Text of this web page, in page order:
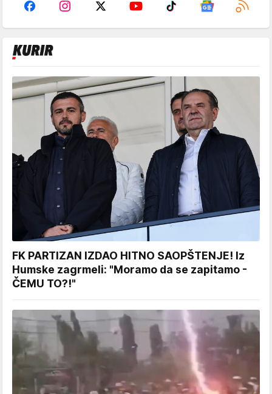
FK PARTIZAN IZDAO HITNO SAOPŠTENJE! Iz
Humske zagrmeli: "Moramo da se zapitamo -
ČEMU TO?!"